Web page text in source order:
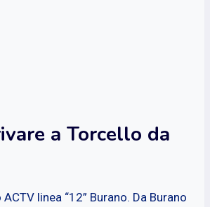
a Torcello da
linea “12” Burano. Da Burano